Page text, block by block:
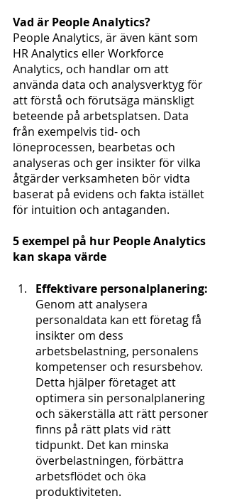
Vad är People Analytics?
People Analytics, är även känt som
HR Analytics eller Workforce
Analytics, och handlar om att
använda data och analysverktyg för
att förstå och förutsäga mänskligt
beteende på arbetsplatsen. Data
från exempelvis tid- och
löneprocessen, bearbetas och
analyseras och ger insikter för vilka
åtgärder verksamheten bör vidta
baserat på evidens och fakta istället
för intuition och antaganden.
5 exempel på hur People Analytics
kan skapa värde
Effektivare personalplanering:
Genom att analysera
personaldata kan ett företag få
insikter om dess
arbetsbelastning, personalens
kompetenser och resursbehov.
Detta hjälper företaget att
optimera sin personalplanering
och säkerställa att rätt personer
finns på rätt plats vid rätt
tidpunkt. Det kan minska
överbelastningen, förbättra
arbetsflödet och öka
produktiviteten.